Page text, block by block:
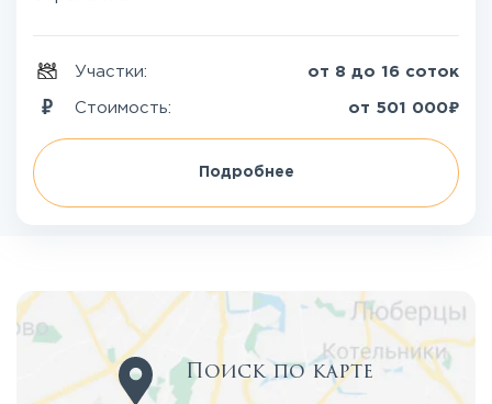
Участки: от 8 до 16 соток
Стоимость: от 501 000₽
Подробнее
Поиск по карте